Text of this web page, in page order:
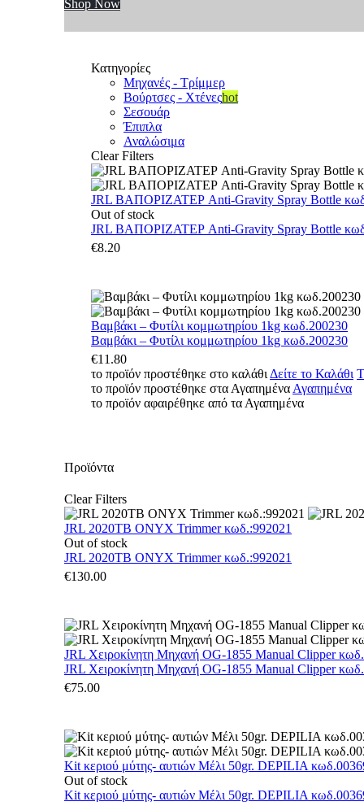
Shop Now
Κατηγορίες
Μηχανές - Τρίμμερ
Βούρτσες - Χτένεςhot
Σεσουάρ
Έπιπλα
Αναλώσιμα
Clear Filters
JRL ΒΑΠΟΡΙΖΑΤΕΡ Anti-Gravity Spray Bottle
Out of stock
JRL ΒΑΠΟΡΙΖΑΤΕΡ Anti-Gravity Spray Bottle
€8.20
Βαμβάκι – Φυτίλι κομμωτηρίου 1kg κωδ.200230
Βαμβάκι – Φυτίλι κομμωτηρίου 1kg κωδ.200230
€11.80
το προϊόν προστέθηκε στο καλάθι Δείτε το Καλάθι
το προϊόν προστέθηκε στα Αγαπημένα Αγαπημένα
το προϊόν αφαιρέθηκε από τα Αγαπημένα
Προϊόντα
Clear Filters
JRL 2020TB ONYX Trimmer κωδ.:992021
Out of stock
JRL 2020TB ONYX Trimmer κωδ.:992021
€130.00
JRL Χειροκίνητη Μηχανή OG-1855 Manual Clipper
JRL Χειροκίνητη Μηχανή OG-1855 Manual Clipper
€75.00
Kit κεριού μύτης- αυτιών Μέλι 50gr. DEPILIA
Out of stock
Kit κεριού μύτης- αυτιών Μέλι 50gr. DEPILIA